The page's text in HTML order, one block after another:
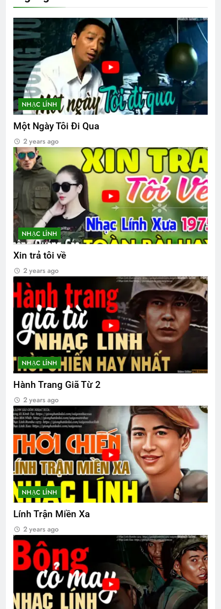
CHỊ CHẾT (Emily Dickinson)
3 Years Ago
30 bài nhạc lính
2 Years Ago
3 Years Ago
HOA HỒNG TRẮNG (*)
3 Years Ago
CTBCTY Tập III chương 32
3 Years Ago
Sinh Viên Sĩ Quan TVBQGVN
2 Years Ago
Phân Ưu CSVSQ Võ Thiện Trung K24
2 Years Ago
SUỐI BẠCH VÂN (Bạch Cư Dị)
3 Years Ago
CTBCTY Tập II chương 22
3 Years Ago
Mùa Thu
2 Years Ago
HOA CÒN ĐÓ, NGƯỜI NAY ĐÂU (Thôi
Hộ)
3 Years Ago
3 Years Ago
SVSQ công tác CTCT Quân Khu I
2 Years Ago
NHẠC LÍNH
Một Ngày Tôi Đi Qua
2 years ago
NHẠC LÍNH
Xin trả tôi về
2 years ago
NHẠC LÍNH
Hành Trang Giã Từ 2
2 years ago
NHẠC LÍNH
Lính Trận Miền Xa
2 years ago